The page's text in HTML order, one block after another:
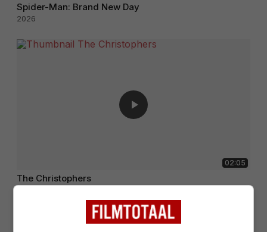
Spider-Man: Brand New Day
2026
02:05
The Christophers